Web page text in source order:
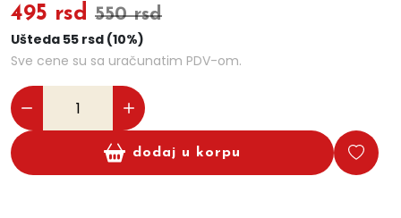
495 rsd 550 rsd
Ušteda 55 rsd (10%)
Sve cene su sa uračunatim PDV-om.
dodaj u korpu